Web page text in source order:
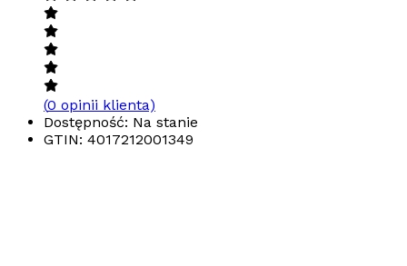
(0 opinii klienta)
Dostępność: Na stanie
GTIN: 4017212001349